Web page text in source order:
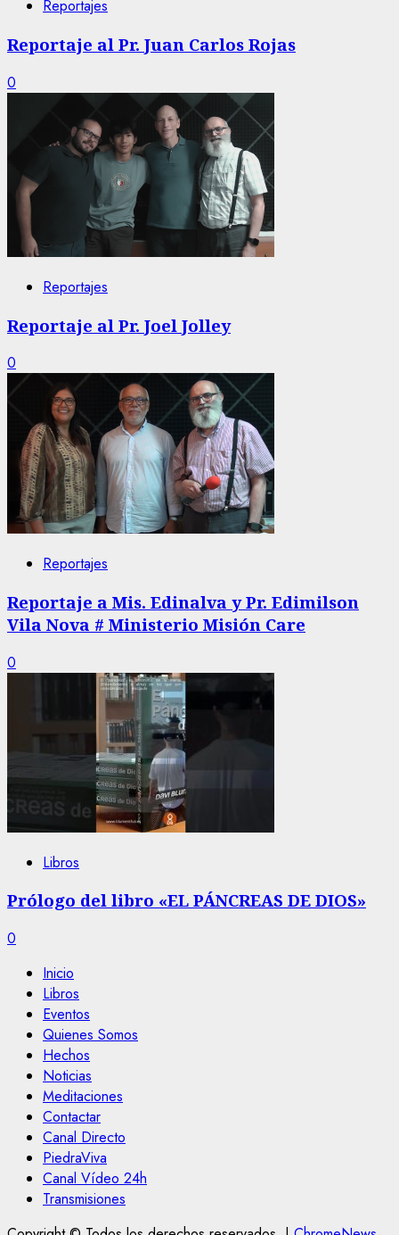
Reportajes
Reportaje al Pr. Juan Carlos Rojas
0
Reportajes
Reportaje al Pr. Joel Jolley
0
Reportajes
Reportaje a Mis. Edinalva y Pr. Edimilson
Vila Nova # Ministerio Misión Care
0
Libros
Prólogo del libro «EL PÁNCREAS DE DIOS»
0
Inicio
Libros
Eventos
Quienes Somos
Hechos
Noticias
Meditaciones
Contactar
Canal Directo
PiedraViva
Canal Vídeo 24h
Transmisiones